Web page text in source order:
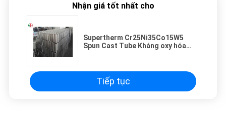
Nhận giá tốt nhất cho
Supertherm Cr25Ni35Co15W5
Spun Cast Tube Kháng oxy hóa
Tiếp tục